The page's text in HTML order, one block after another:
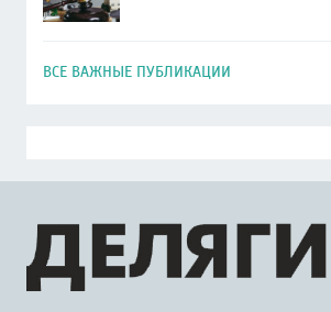
ВСЕ ВАЖНЫЕ ПУБЛИКАЦИИ